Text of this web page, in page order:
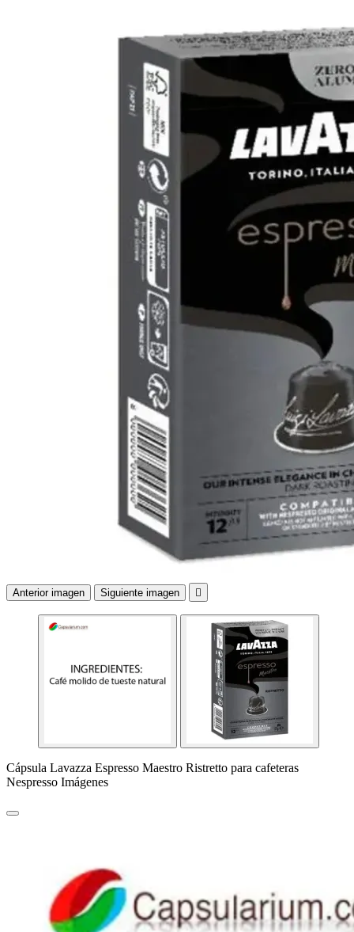
Anterior imagen Siguiente imagen 
Cápsula Lavazza Espresso Maestro Ristretto para cafeteras
Nespresso Imágenes